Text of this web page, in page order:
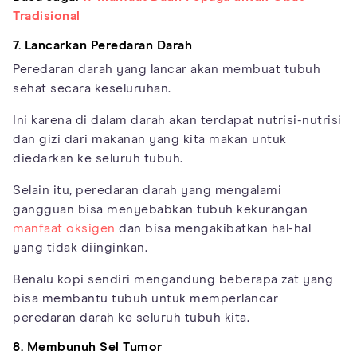
Tradisional
7. Lancarkan Peredaran Darah
Peredaran darah yang lancar akan membuat tubuh
sehat secara keseluruhan.
Ini karena di dalam darah akan terdapat nutrisi-nutrisi
dan gizi dari makanan yang kita makan untuk
diedarkan ke seluruh tubuh.
Selain itu, peredaran darah yang mengalami
gangguan bisa menyebabkan tubuh kekurangan
manfaat oksigen dan bisa mengakibatkan hal-hal
yang tidak diinginkan.
Benalu kopi sendiri mengandung beberapa zat yang
bisa membantu tubuh untuk memperlancar
peredaran darah ke seluruh tubuh kita.
8. Membunuh Sel Tumor